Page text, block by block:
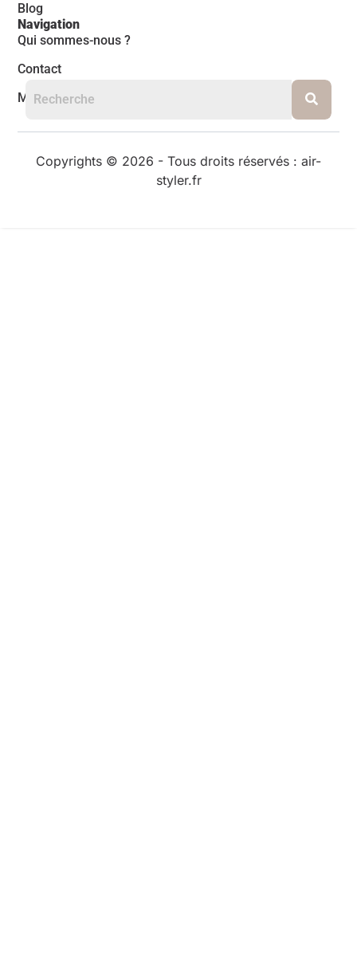
Blog
Navigation
Qui sommes-nous ?
Contact
Mentions légales
Copyrights © 2026 - Tous droits réservés : air-
styler.fr